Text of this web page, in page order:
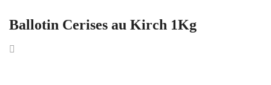
Ballotin Cerises au Kirch 1Kg